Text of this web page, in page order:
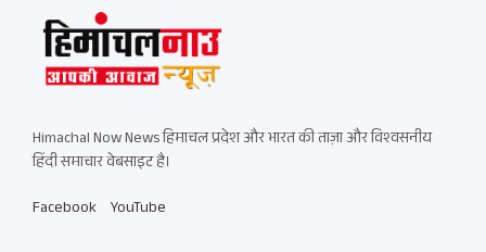
Himachal Now News हिमाचल प्रदेश और भारत की ताज़ा और विश्वसनीय
हिंदी समाचार वेबसाइट है।
Facebook YouTube